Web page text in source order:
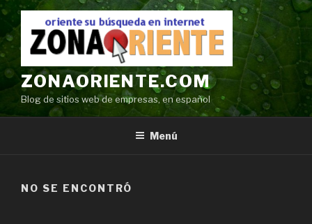
Ir
contenido
ZONAORIENTE.COM
Blog de sitios web de empresas, en español
Menú
NO SE ENCONTRÓ